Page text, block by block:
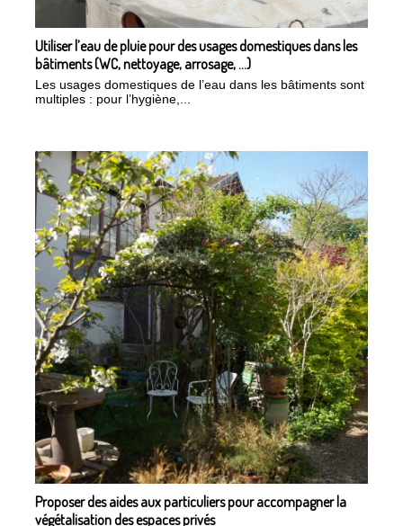
Utiliser l’eau de pluie pour des usages domestiques dans les
bâtiments (WC, nettoyage, arrosage, ...)
Les usages domestiques de l’eau dans les bâtiments sont
multiples : pour l’hygiène,...
Proposer des aides aux particuliers pour accompagner la
végétalisation des espaces privés